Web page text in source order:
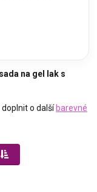
sada na gel lak s
doplnit o další barevné